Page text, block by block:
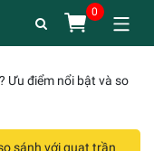
Ưu điểm nổi bật và so
sánh với quạt trần